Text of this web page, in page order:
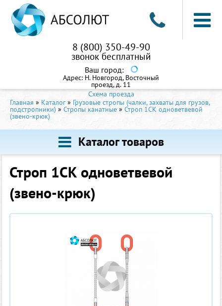
8 (800) 350-49-90
звонок бесплатный
Ваш город:
Адрес: Н. Новгород, Восточный
проезд, д. 11
Схема проезда
Главная » Каталог» Грузовые стропы (чалки, захваты для грузов,
подстропники) » Стропы канатные » Строп 1СК одноветвевой
(звено-крюк)
Каталог товаров
Строп 1СК одноветвевой
(звено-крюк)